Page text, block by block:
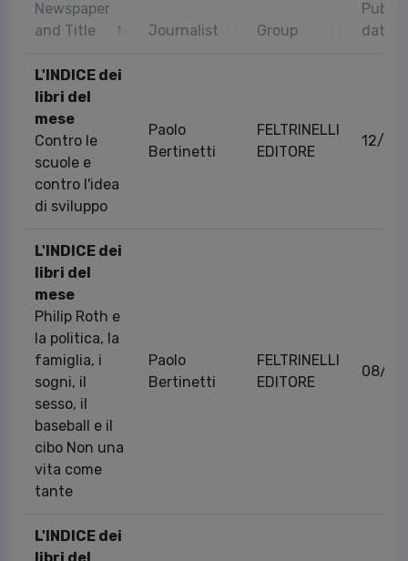
Newspaper
and Title
Journalist Group
date
L'INDICE dei
libri del
mese
Contro le
scuole e
contro l'idea
di sviluppo
Paolo
Bertinetti
FELTRINELLI
EDITORE
12/
L'INDICE dei
libri del
mese
Philip Roth e
la politica, la
famiglia, i
sogni, il
sesso, il
baseball e il
cibo Non una
vita come
tante
Paolo
Bertinetti
FELTRINELLI
EDITORE
08/
L'INDICE dei